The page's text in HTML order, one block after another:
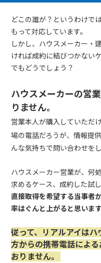
どこの誰が？というわけで
もって対応しています。
しかし、ハウスメーカー・
ければ成約に結びつかない
でもどうでしょう？
ハウスメーカーの営
りません。
営業本人が購入していただ
場の電話だろうが、情報提供
んな気持ちで問い合わせを
ハウスメーカー営業が、何
求めるケース、成約した試
直接取得を希望する当事者
率はぐんと上がると思います
従って、リアルアイは
方からの携帯電話によ
おりません。